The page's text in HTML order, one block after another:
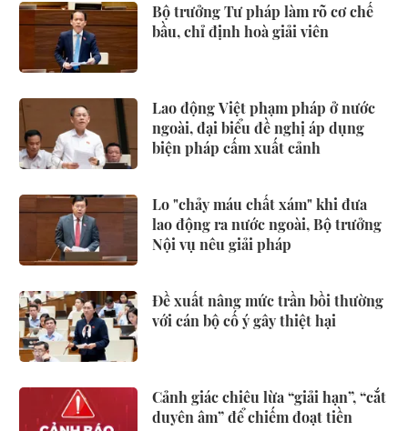
Bộ trưởng Tư pháp làm rõ cơ chế
bầu, chỉ định hoà giải viên
Lao động Việt phạm pháp ở nước
ngoài, đại biểu đề nghị áp dụng
biện pháp cấm xuất cảnh
Lo "chảy máu chất xám" khi đưa
lao động ra nước ngoài, Bộ trưởng
Nội vụ nêu giải pháp
Đề xuất nâng mức trần bồi thường
với cán bộ cố ý gây thiệt hại
Cảnh giác chiêu lừa “giải hạn”, “cắt
duyên âm” để chiếm đoạt tiền